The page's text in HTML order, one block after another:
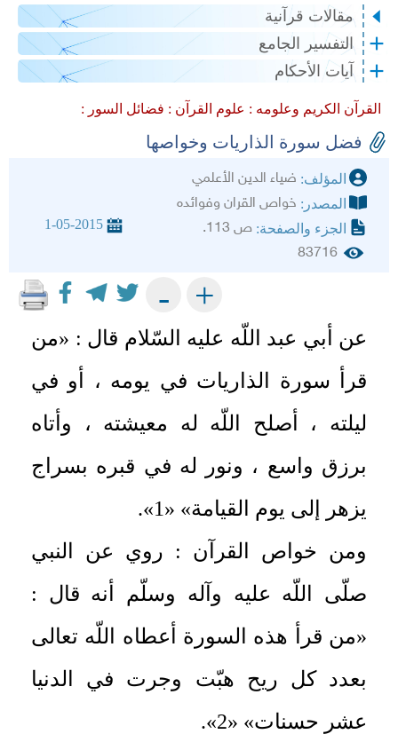
مقالات قرآنية
التفسير الجامع
آيات الأحكام
القرآن الكريم وعلومه : علوم القرآن : فضائل السور :
فضل سورة الذاريات وخواصها
المؤلف: ضياء الدين الأعلمي
المصدر: خواص القران وفوائده
الجزء والصفحة: ص 113. 1-05-2015
83716
+
-
عن أبي عبد اللّه عليه السّلام قال : «من
قرأ سورة الذاريات في يومه ، أو في
ليلته ، أصلح اللّه له معيشته ، وأتاه
برزق واسع ، ونور له في قبره بسراج
يزهر إلى يوم القيامة» «1».
ومن خواص القرآن : روي عن النبي
صلّى اللّه عليه وآله وسلّم أنه قال :
«من قرأ هذه السورة أعطاه اللّه تعالى
بعدد كل ريح هبّت وجرت في الدنيا
عشر حسنات» «2».